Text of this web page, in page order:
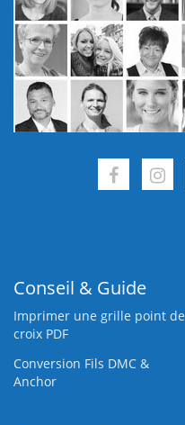
Conseil & Guide
Imprimer une grille point de
croix PDF
Conversion Fils DMC &
Anchor